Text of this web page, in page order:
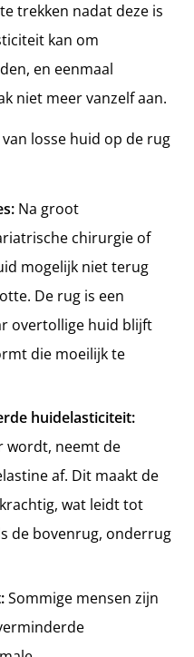
trekken nadat deze is
kan om
en eenmaal
niet meer vanzelf aan.
losse huid op de rug
Na groot
chirurgie of
mogelijk niet terug
De rug is een
overtollige huid blijft
die moeilijk te
huidelasticiteit:
wordt, neemt de
af. Dit maakt de
wat leidt tot
de bovenrug, onderrug
Sommige mensen zijn